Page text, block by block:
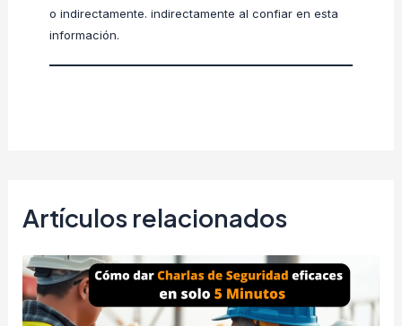
o indirectamente. indirectamente al confiar en esta
información.
Artículos relacionados